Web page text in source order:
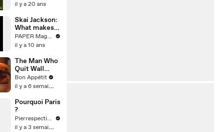
il y a 20 ans
Skai Jackson:
What makes
someone
beautiful?
PAPER Magazine
il y a 10 ans
The Man Who
Quit Wall
Street to Flip
Burgers
Bon Appétit
il y a 6 semaines
Pourquoi Paris
?
Pierrespectives
il y a 3 semaines